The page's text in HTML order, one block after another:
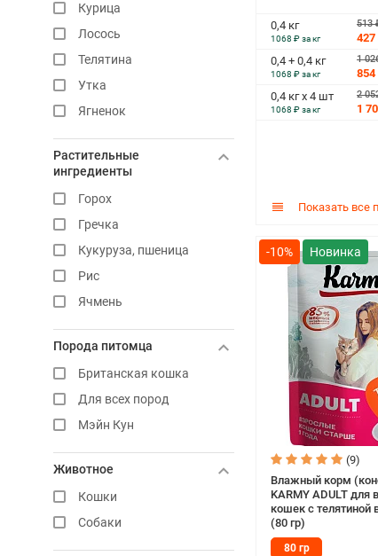
Курица
Лосось
Телятина
Утка
Ягненок
Растительные
ингредиенты
Горох
Гречка
Кукуруза, пшеница
Рис
Ячмень
Порода питомца
Британская кошка
Для всех пород
Мэйн Кун
Животное
Кошки
Собаки
0,4 кг
1068 ₽ за кг
513
0,4 + 0,4 кг
1068 ₽ за кг
1
0,4 кг х 4 шт
1068 ₽ за кг
2
1
Показать все
-10%
(9)
Влажный корм
KARMY ADULT для
кошек с телятиной
(80 гр)
80 гр